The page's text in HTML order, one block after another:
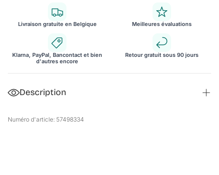
Livraison gratuite en Belgique Meilleures évaluations
Klarna, PayPal, Bancontact et bien
d'autres encore
Retour gratuit sous 90 jours
Description
Armoire de salle de bain
Numéro d'article: 57498334